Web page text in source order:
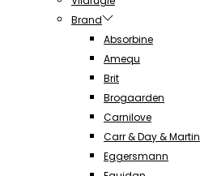
Brand
Absorbine
Amequ
Brit
Brogaarden
Carnilove
Carr & Day & Martin
Eggersmann